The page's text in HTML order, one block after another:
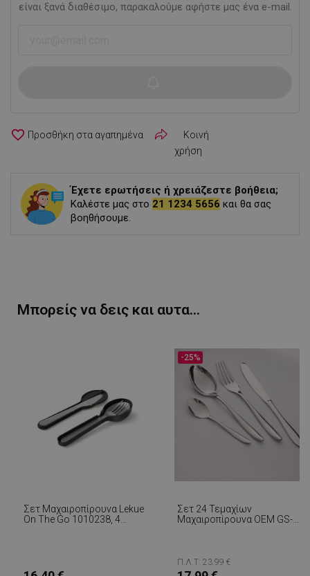
είναι ξανά διαθέσιμο, παρακαλούμε αφήστε μας ένα e-mail.
favorite_border
Κοινή
χρήση
Έχετε ερωτήσεις ή χρειάζεστε βοήθεια;
Καλέστε μας στο 21 1234 5656 και θα σας
βοηθήσουμε.
Μπορείς να δεις και αυτα...
Σετ Μαχαιροπίρουνα Lekue
On The Go 1010238, 4
Σετ 24 Τεμαχίων
Μαχαιροπίρουνα OEM GS-
-25%
Π.Λ.Τ: 23.99 €